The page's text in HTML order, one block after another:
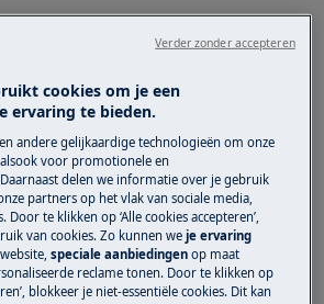
être causés par le
le fluide frigorigène circulant
ou par un ventilateur.
peuvent se produire :
Cause
cookies om je een
ervaring te bieden.
andere gelijkaardige technologieën om onze
voor promotionele en
delen we informatie over je gebruik
partners op het vlak van sociale media,
te klikken op ‘Alle cookies accepteren’,
van cookies. Zo kunnen weje ervaring
speciale aanbiedingen op maat
reclame tonen. Door te klikken op
blokkeer je niet-essentiële cookies. Dit kan
Verder zonder accepteren